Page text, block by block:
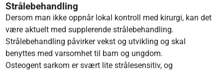
Strålebehandling
Dersom man ikke oppnår lokal kontroll med kirurgi, kan det
være aktuelt med supplerende strålebehandling.
Strålebehandling påvirker vekst og utvikling og skal
benyttes med varsomhet til barn og ungdom.
Osteogent sarkom er svært lite strålesensitiv, og